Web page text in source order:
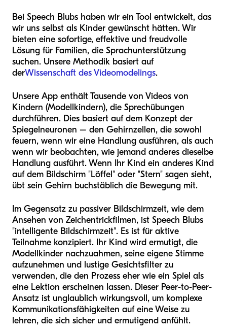
Bei Speech Blubs haben wir ein Tool entwickelt, das
wir uns selbst als Kinder gewünscht hätten. Wir
bieten eine sofortige, effektive und freudvolle
Lösung für Familien, die Sprachunterstützung
suchen. Unsere Methodik basiert auf
derWissenschaft des Videomodelings.
Unsere App enthält Tausende von Videos von
Kindern (Modellkindern), die Sprechübungen
durchführen. Dies basiert auf dem Konzept der
Spiegelneuronen – den Gehirnzellen, die sowohl
feuern, wenn wir eine Handlung ausführen, als auch
wenn wir beobachten, wie jemand anderes dieselbe
Handlung ausführt. Wenn Ihr Kind ein anderes Kind
auf dem Bildschirm "Löffel" oder "Stern" sagen sieht,
übt sein Gehirn buchstäblich die Bewegung mit.
Im Gegensatz zu passiver Bildschirmzeit, wie dem
Ansehen von Zeichentrickfilmen, ist Speech Blubs
"intelligente Bildschirmzeit". Es ist für aktive
Teilnahme konzipiert. Ihr Kind wird ermutigt, die
Modellkinder nachzuahmen, seine eigene Stimme
aufzunehmen und lustige Gesichtsfilter zu
verwenden, die den Prozess eher wie ein Spiel als
eine Lektion erscheinen lassen. Dieser Peer-to-Peer-
Ansatz ist unglaublich wirkungsvoll, um komplexe
Kommunikationsfähigkeiten auf eine Weise zu
lehren, die sich sicher und ermutigend anfühlt.